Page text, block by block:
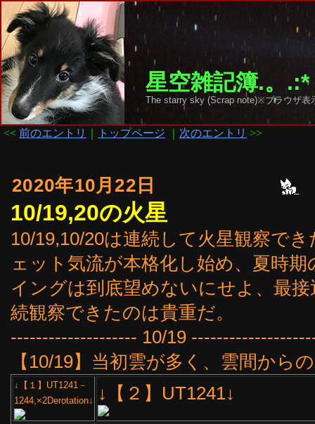
星空雑記簿.。
The starry sky (Scrap note)※ブラウザ
<< 前のエントリ トップページ 次のエントリ >>
2020年10月22日
10/19,20の火星
10/19,10/20は連続して火星観察で
ェット気流が本格化し始め、夏時
イングは到底望めないにせよ、最
続観察できたのは貴重だ。
-------------------- 10/19
【10/19】当初雲が多く、雲間から
↓【１】UT1241－
1244,×2Derotation↓
↓【２】UT1241↓